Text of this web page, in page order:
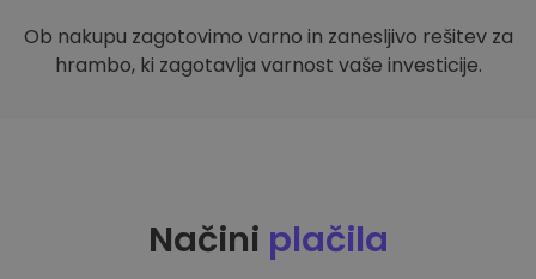
Ob nakupu zagotovimo varno in zanesljivo rešitev za
hrambo, ki zagotavlja varnost vaše investicije.
Načini plačila